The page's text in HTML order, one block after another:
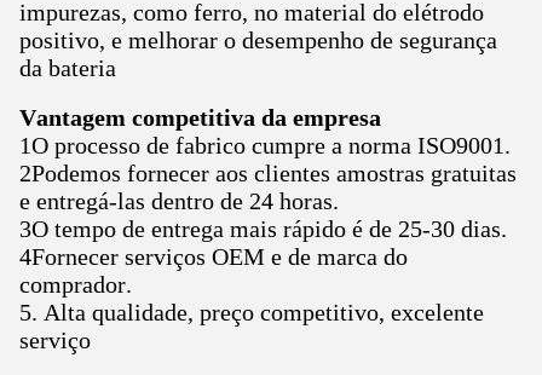
impurezas, como ferro, no material do elétrodo
positivo, e melhorar o desempenho de segurança
da bateria
Vantagem competitiva da empresa
1O processo de fabrico cumpre a norma ISO9001.
2Podemos fornecer aos clientes amostras gratuitas
e entregá-las dentro de 24 horas.
3O tempo de entrega mais rápido é de 25-30 dias.
4Fornecer serviços OEM e de marca do
comprador.
5. Alta qualidade, preço competitivo, excelente
serviço